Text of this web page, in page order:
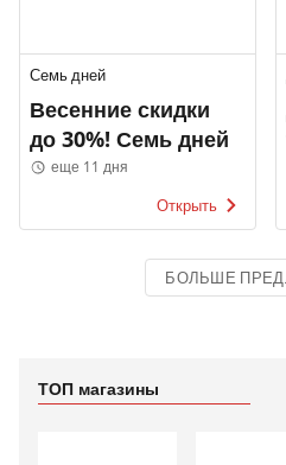
Семь дней
Весенние скидки
до 30%! Семь дней
еще 11 дня
Открыть
БОЛЬШЕ
ТОП магазины